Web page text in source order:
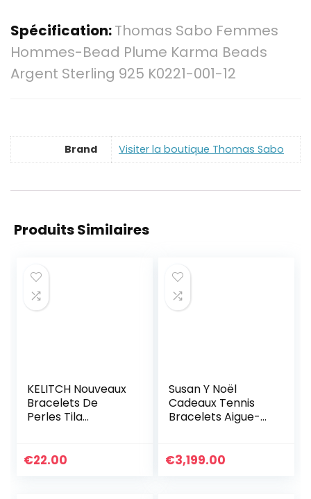
Spécification:Thomas Sabo Femmes
Hommes-Bead Plume Karma Beads
Argent Sterling 925 K0221-001-12
Brand Visiter la boutique Thomas Sabo
Produits Similaires
KELITCH Nouveaux
Bracelets De
Perles Tila
Brins Multi Couleur
€22.00
Susan Y Noël
Cadeaux Tennis
Bracelets Aigue-
Bracelet Bijoux
€3,199.00